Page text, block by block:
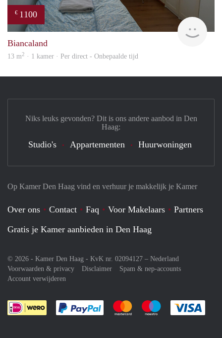
€ 1100
Biancaland
13 m2 · 1 kamer · Per direct - Onbepaalde tijd
Op Kamer Den Haag vind en verhuur je makkelijk je Kamer
Over ons Contact Faq Voor Makelaars
Partners
Gratis je Kamer aanbieden in Den Haag
© 2026 - Kamer Den Haag - KvK nr. 02094127 – Nederland
Voorwaarden & privacy
Disclaimer
Spam & nep-accounts
Account verwijderen
Je rekent gemakkelijk af met Paypal
Je rekent gemakkelijk af met
Je rekent
Niks leuks gevonden? Dit is ons andere aanbod in Den
Haag:
Studio's Appartementen Huurwoningen